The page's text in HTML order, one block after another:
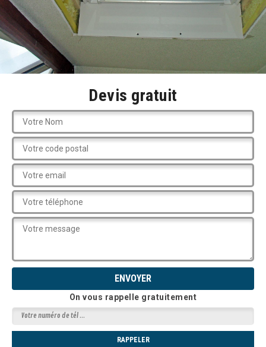
Devis gratuit
On vous rappelle gratuitement